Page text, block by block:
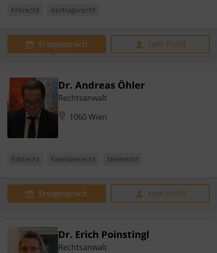
Erbrecht Vertragsrecht
Erstgespräch zum Profil
Dr. Andreas Öhler
Rechtsanwalt
1060 Wien
Erbrecht Familienrecht Mietrecht
Erstgespräch zum Profil
Dr. Erich Poinstingl
Rechtsanwalt